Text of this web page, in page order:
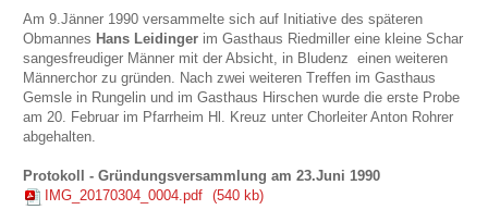
Am 9.Jänner 1990 versammelte sich auf Initiative des späteren
Obmannes Hans Leidinger im Gasthaus Riedmiller eine kleine Schar
sangesfreudiger Männer mit der Absicht, in Bludenz einen weiteren
Männerchor zu gründen. Nach zwei weiteren Treffen im Gasthaus
Gemsle in Rungelin und im Gasthaus Hirschen wurde die erste Probe
am 20. Februar im Pfarrheim Hl. Kreuz unter Chorleiter Anton Rohrer
abgehalten.
Protokoll - Gründungsversammlung am 23.Juni 1990
IMG_20170304_0004.pdf (540 kb)